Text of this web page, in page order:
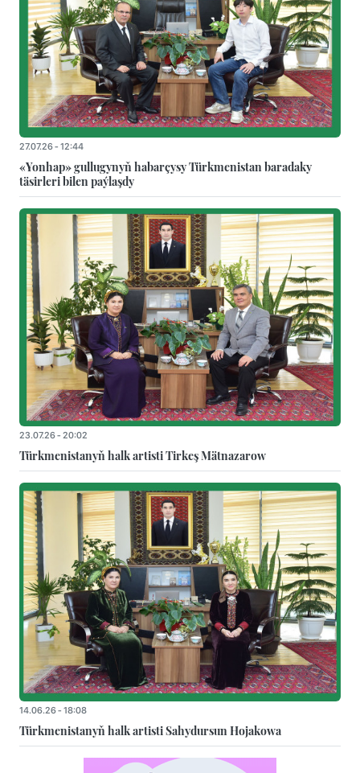
27.07.26 - 12:44
«Yonhap» gullugynyň habarçysy Türkmenistan baradaky
täsirleri bilen paýlaşdy
23.07.26 - 20:02
Türkmenistanyň halk artisti Tirkeş Mätnazarow
14.06.26 - 18:08
Türkmenistanyň halk artisti Sahydursun Hojakowa